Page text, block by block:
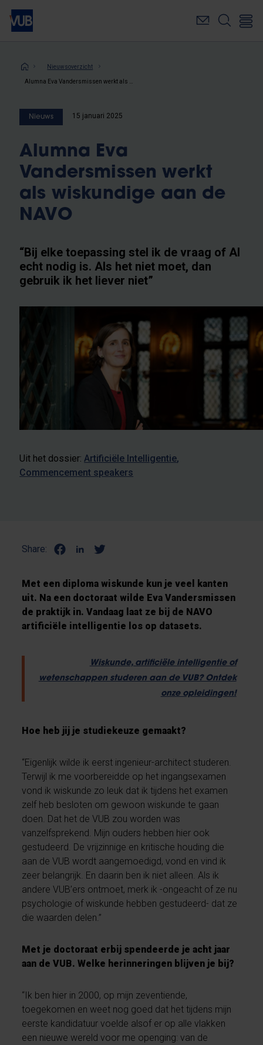
Overslaan
naar
inhoudKruimelpad
Nieuwsoverzicht
Nieuws 15 januari 2025
Alumna Eva
Vandersmissen werkt
als wiskundige aan de
NAVO
“Bij elke toepassing stel ik de vraag of AI
echt nodig is. Als het niet moet, dan
gebruik ik het liever niet”
Uit het dossier: Artificiële Intelligentie
Commencement speakers
Share:
Met een diploma wiskunde kun je veel kanten
uit. Na een doctoraat wilde Eva Vandersmissen
de praktijk in. Vandaag laat ze bij de NAVO
artificiële intelligentie los op datasets.
Wiskunde, artificiële intelligentie of
wetenschappen studeren aan de VUB? Ontdek
onze opleidingen!
Hoe heb jij je studiekeuze gemaakt?
“Eigenlijk wilde ik eerst ingenieur-architect studeren.
Terwijl ik me voorbereidde op het ingangsexamen
vond ik wiskunde zo leuk dat ik tijdens het examen
zelf heb besloten om gewoon wiskunde te gaan
doen. Dat het de VUB zou worden was
vanzelfsprekend. Mijn ouders hebben hier ook
gestudeerd. De vrijzinnige en kritische houding die
aan de VUB wordt aangemoedigd, vond en vind ik
zeer belangrijk. En daarin ben ik niet alleen. Als ik
andere VUB’ers ontmoet, merk ik -ongeacht of ze nu
psychologie of wiskunde hebben gestudeerd- dat ze
die waarden delen.”
Met je doctoraat erbij spendeerde je acht jaar
aan de VUB. Welke herinneringen blijven je bij?
“Ik ben hier in 2000, op mijn zeventiende,
toegekomen en weet nog goed dat het tijdens mijn
eerste kandidatuur voelde alsof er op alle vlakken
een nieuwe wereld voor me openging: van de